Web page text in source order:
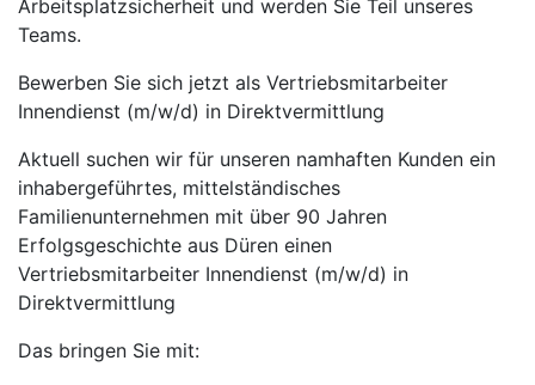
Arbeitsplatzsicherheit und werden Sie Teil unseres
Teams.
Bewerben Sie sich jetzt als Vertriebsmitarbeiter
Innendienst (m/w/d) in Direktvermittlung
Aktuell suchen wir für unseren namhaften Kunden ein
inhabergeführtes, mittelständisches
Familienunternehmen mit über 90 Jahren
Erfolgsgeschichte aus Düren einen
Vertriebsmitarbeiter Innendienst (m/w/d) in
Direktvermittlung
Das bringen Sie mit: